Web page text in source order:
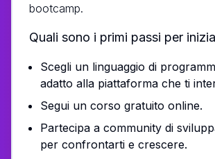
bootcamp.
Quali sono i primi passi per
Scegli un linguaggio di
adatto alla piattaforma che ti
Segui un corso gratuito online.
Partecipa a community di
per confrontarti e crescere.